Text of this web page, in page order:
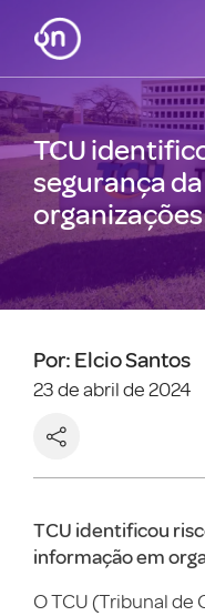
TCU
segurança
Por: Elcio Santos
23 de abril de 2024
TCU identificou
informação em
O TCU (Tribunal de